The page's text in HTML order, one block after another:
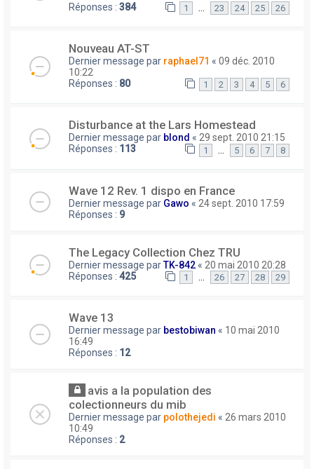
Réponses : 384 1 … 23 24 25 26
Nouveau AT-ST
Dernier message par raphael71 « 09 déc. 2010
10:22
Réponses : 80 1 2 3 4 5 6
Disturbance at the Lars Homestead
Dernier message par blond « 29 sept. 2010 21:15
Réponses : 113 1 5 6 7 8
Wave 12 Rev. 1 dispo en France
Dernier message par Gawo « 24 sept. 2010 17:59
Réponses : 9
The Legacy Collection Chez TRU
Dernier message parTK-842 « 20 mai 2010 20:28
Réponses : 425 1 26 27 28 29
Wave 13
Dernier message par bestobiwan « 10 mai 2010
16:49
Réponses : 12
avis a la population des
colectionneurs du mib
Dernier message par polothejedi « 26 mars 2010
10:49
Réponses : 2